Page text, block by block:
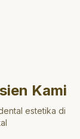
Kami
estetika di